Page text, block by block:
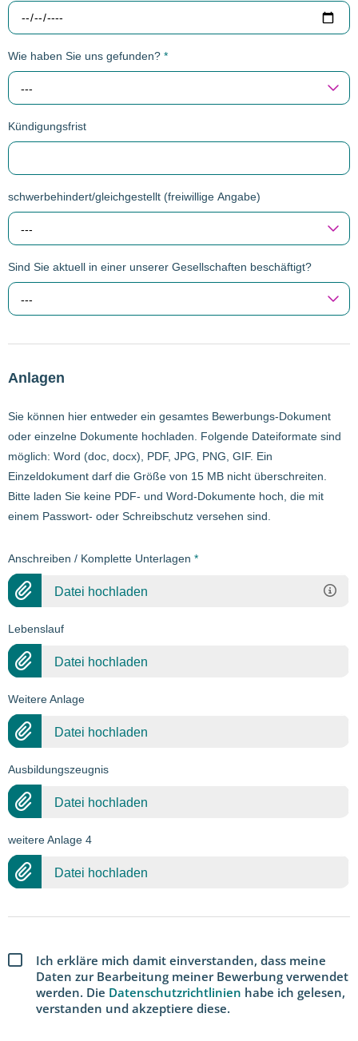
Wie haben Sie uns gefunden? *
---
Kündigungsfrist
schwerbehindert/gleichgestellt (freiwillige Angabe)
---
Sind Sie aktuell in einer unserer Gesellschaften beschäftigt?
---
Anlagen
Sie können hier entweder ein gesamtes Bewerbungs-Dokument
oder einzelne Dokumente hochladen. Folgende Dateiformate sind
möglich: Word (doc, docx), PDF, JPG, PNG, GIF. Ein
Einzeldokument darf die Größe von 15 MB nicht überschreiten.
Bitte laden Sie keine PDF- und Word-Dokumente hoch, die mit
einem Passwort- oder Schreibschutz versehen sind.
Anschreiben / Komplette Unterlagen *
Datei hochladen
Lebenslauf
Datei hochladen
Weitere Anlage
Datei hochladen
Ausbildungszeugnis
Datei hochladen
weitere Anlage 4
Datei hochladen
Ich erkläre mich damit einverstanden, dass meine
Daten zur Bearbeitung meiner Bewerbung verwendet
werden. Die Datenschutzrichtlinien habe ich gelesen,
verstanden und akzeptiere diese.